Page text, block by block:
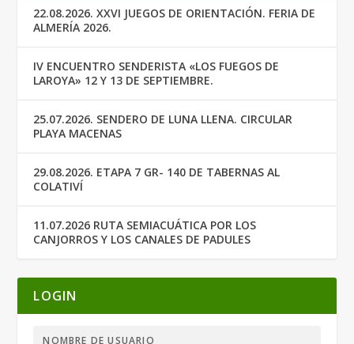
22.08.2026. XXVI JUEGOS DE ORIENTACIÓN. FERIA DE
ALMERÍA 2026.
IV ENCUENTRO SENDERISTA «LOS FUEGOS DE
LAROYA» 12 Y 13 DE SEPTIEMBRE.
25.07.2026. SENDERO DE LUNA LLENA. CIRCULAR
PLAYA MACENAS
29.08.2026. ETAPA 7 GR- 140 DE TABERNAS AL
COLATIVÍ
11.07.2026 RUTA SEMIACUÁTICA POR LOS
CANJORROS Y LOS CANALES DE PADULES
LOGIN